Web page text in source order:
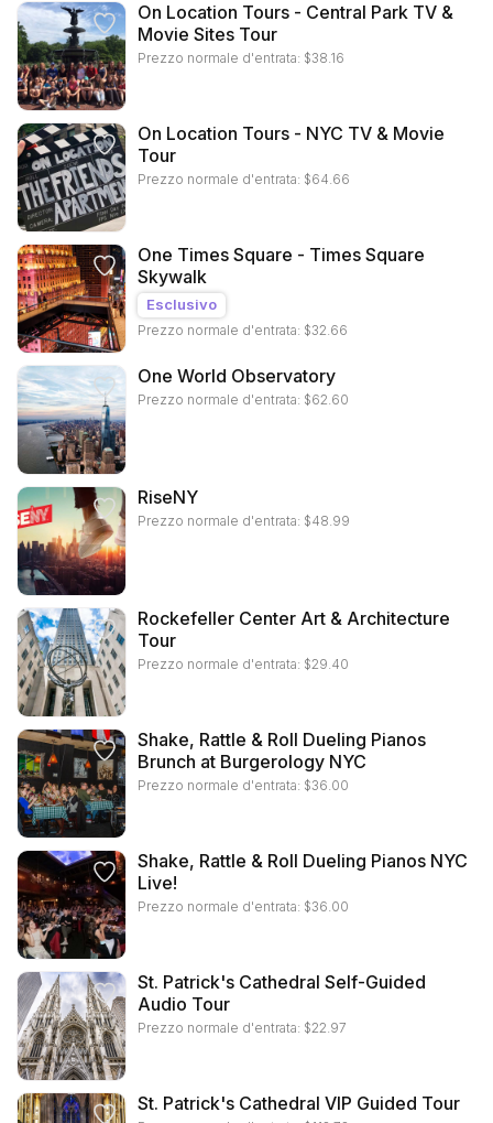
On Location Tours - Central Park TV &
Movie Sites Tour
Prezzo normale d'entrata: $38.16
On Location Tours - NYC TV & Movie
Tour
Prezzo normale d'entrata: $64.66
One Times Square - Times Square
Skywalk
Esclusivo
Prezzo normale d'entrata: $32.66
One World Observatory
Prezzo normale d'entrata: $62.60
RiseNY
Prezzo normale d'entrata: $48.99
Rockefeller Center Art & Architecture
Tour
Prezzo normale d'entrata: $29.40
Shake, Rattle & Roll Dueling Pianos
Brunch at Burgerology NYC
Prezzo normale d'entrata: $36.00
Shake, Rattle & Roll Dueling Pianos NYC
Live!
Prezzo normale d'entrata: $36.00
St. Patrick's Cathedral Self-Guided
Audio Tour
Prezzo normale d'entrata: $22.97
St. Patrick's Cathedral VIP Guided Tour